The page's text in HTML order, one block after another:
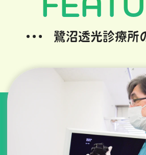
鷺沼透光診療所